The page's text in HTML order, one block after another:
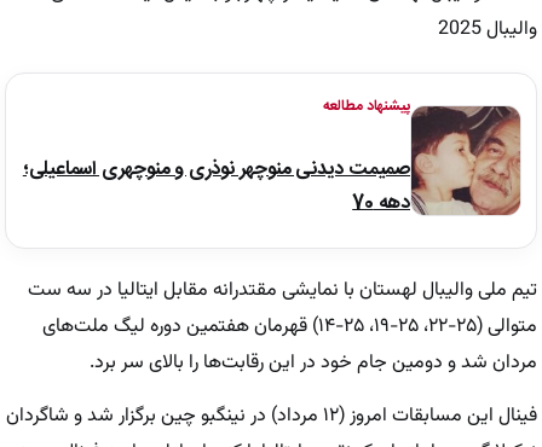
seconds
والیبال 2025
پیشنهاد مطالعه
صمیمت دیدنی منوچهر نوذری و منوچهری اسماعیلی؛
دهه 70
تیم ملی والیبال لهستان با نمایشی مقتدرانه مقابل ایتالیا در سه ست
متوالی (۲۵-۲۲، ۲۵-۱۹، ۲۵-۱۴) قهرمان هفتمین دوره لیگ ملت‌های
مردان شد و دومین جام خود در این رقابت‌ها را بالای سر برد.
فینال این مسابقات امروز (۱۲ مرداد) در نینگبو چین برگزار شد و شاگردان